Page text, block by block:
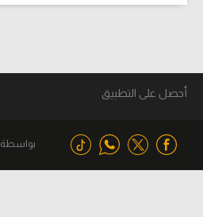
أحصل على التطبيق
بواسطة